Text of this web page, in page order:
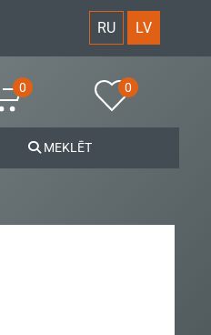
RU LV
0 0
MEKLĒT